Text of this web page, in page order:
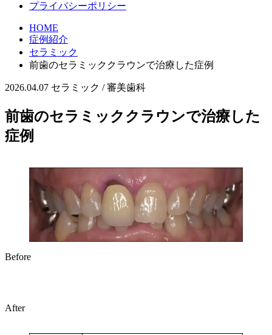
プライバシーポリシー
HOME
症例紹介
セラミック
前歯のセラミッククラウンで治療した症例
2026.04.07 セラミック / 審美歯科
前歯のセラミッククラウンで治療した
症例
Before
After